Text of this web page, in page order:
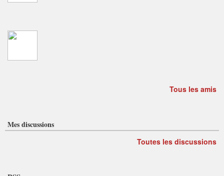
Tous les amis
Mes discussions
Toutes les discussions